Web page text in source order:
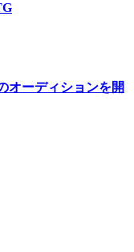
オーディションを開